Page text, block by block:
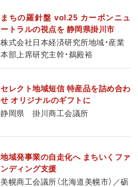
まちの羅針盤 vol.25 カーボンニュ
ートラルの視点を 静岡県掛川市
株式会社日本経済研究所地域・産業
本部上席研究主幹・鵜殿裕
セレクト地域短信 特産品を詰め合わ
せ オリジナルのギフトに
静岡県 掛川商工会議所
地域発事業の自走化へ まちいくファ
ンディング支援
美幌商工会議所（北海道美幌市）／砺